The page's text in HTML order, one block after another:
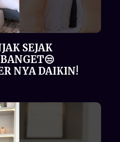
SEJAK
NYA DAIKIN!